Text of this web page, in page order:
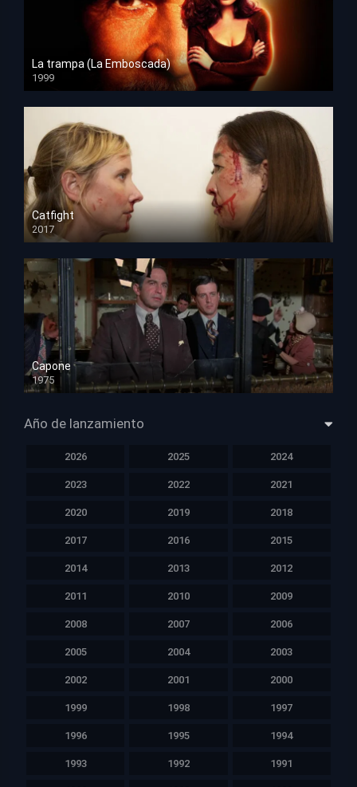
La trampa (La Emboscada)
1999
HD 1080p
Catfight
2017
HD 720p
Capone
1975
HD 1080p
Año de lanzamiento
2026 2025 2024
2023 2022 2021
2020 2019 2018
2017 2016 2015
2014 2013 2012
2011 2010 2009
2008 2007 2006
2005 2004 2003
2002 2001 2000
1999 1998 1997
1996 1995 1994
1993 1992 1991